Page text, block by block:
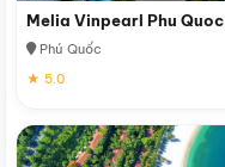
Melia Vinpearl Phu Quoc
Phú Quốc
★ 5.0